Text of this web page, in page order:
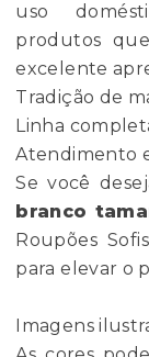
uso
produtos
excelente
Tradição de
Linha
Atendimento
Se você
branco
Roupões
para elevar o
Imagens